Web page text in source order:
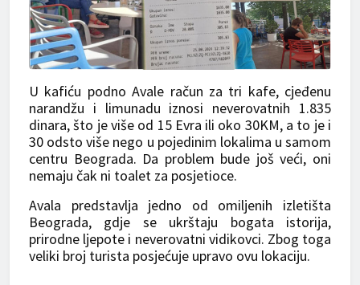
U kafiću podno Avale račun za tri kafe, cjeđenu
narandžu i limunadu iznosi neverovatnih 1.835
dinara, što je više od 15 Evra ili oko 30KM, a to je i
30 odsto više nego u pojedinim lokalima u samom
centru Beograda. Da problem bude još veći, oni
nemaju čak ni toalet za posjetioce.
Avala predstavlja jedno od omiljenih izletišta
Beograda, gdje se ukrštaju bogata istorija,
prirodne ljepote i neverovatni vidikovci. Zbog toga
veliki broj turista posjećuje upravo ovu lokaciju.